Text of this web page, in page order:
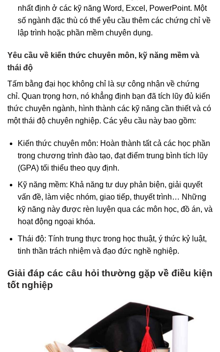
nhất định ở các kỹ năng Word, Excel, PowerPoint. Một
số ngành đặc thù có thể yêu cầu thêm các chứng chỉ về
lập trình hoặc phần mềm chuyên dụng.
Yêu cầu về kiến thức chuyên môn, kỹ năng mềm và
thái độ
Tấm bằng đại học không chỉ là sự công nhận về chứng
chỉ. Quan trọng hơn, nó khẳng định bạn đã tích lũy đủ kiến
thức chuyên ngành, hình thành các kỹ năng cần thiết và có
một thái độ chuyên nghiệp. Các yêu cầu này bao gồm:
Kiến thức chuyên môn: Hoàn thành tất cả các học phần
trong chương trình đào tạo, đạt điểm trung bình tích lũy
(GPA) tối thiểu theo quy định.
Kỹ năng mềm: Khả năng tư duy phản biện, giải quyết
vấn đề, làm việc nhóm, giao tiếp, thuyết trình… Những
kỹ năng này được rèn luyện qua các môn học, đồ án, và
hoạt động ngoại khóa.
Thái độ: Tính trung thực trong học thuật, ý thức kỷ luật,
tinh thần trách nhiệm và đạo đức nghề nghiệp.
Giải đáp các câu hỏi thường gặp về điều kiện
tốt nghiệp